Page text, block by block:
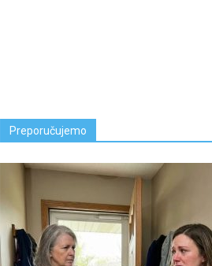
Preporučujemo